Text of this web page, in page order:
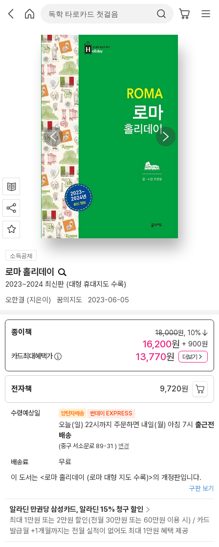
소득공제
로마 홀리데이
2023~2024 최신판 (대형 휴대지도 수록)
오한결 (지은이) 꿈의지도 2023-06-05
종이책 18,000원, 10%
16,200원 + 900원
카드최대혜택가
13,770원 더보기
전자책 9,720원
수령예상일 양탄자배송 썬데이 EXPRESS
오늘(일) 22시까지 주문하면 내일(월) 아침 7시 출근전
배송
(중구 서소문로 89-31 ) 변경
배송료
무료
이 도서는 <로마 홀리데이 (로마 대형 지도 수록)>의 개정판입니다.
구판 보기
알라딘 만권당 삼성카드, 알라딘 15% 청구 할인
최대 1만원 또는 2만원 할인(전월 30만원 또는 60만원 이용 시) / 카드
발급월 +1개월까지는 전월 실적이 없어도 최대 1만원 혜택 제공